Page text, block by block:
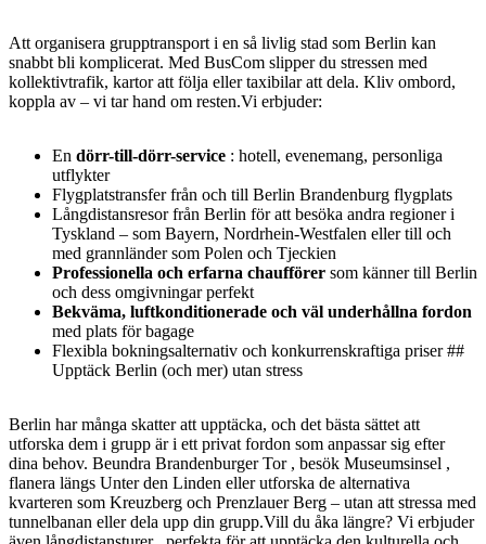
Att organisera grupptransport i en så livlig stad som Berlin kan
snabbt bli komplicerat. Med BusCom slipper du stressen med
kollektivtrafik, kartor att följa eller taxibilar att dela. Kliv ombord,
koppla av – vi tar hand om resten.Vi erbjuder:
En dörr-till-dörr-service : hotell, evenemang, personliga
utflykter
Flygplatstransfer från och till Berlin Brandenburg flygplats
Långdistansresor från Berlin för att besöka andra regioner i
Tyskland – som Bayern, Nordrhein-Westfalen eller till och
med grannländer som Polen och Tjeckien
Professionella och erfarna chaufförer som känner till Berlin
och dess omgivningar perfekt
Bekväma, luftkonditionerade och väl underhållna fordon
med plats för bagage
Flexibla bokningsalternativ och konkurrenskraftiga priser ##
Upptäck Berlin (och mer) utan stress
Berlin har många skatter att upptäcka, och det bästa sättet att
utforska dem i grupp är i ett privat fordon som anpassar sig efter
dina behov. Beundra Brandenburger Tor , besök Museumsinsel ,
flanera längs Unter den Linden eller utforska de alternativa
kvarteren som Kreuzberg och Prenzlauer Berg – utan att stressa med
tunnelbanan eller dela upp din grupp.Vill du åka längre? Vi erbjuder